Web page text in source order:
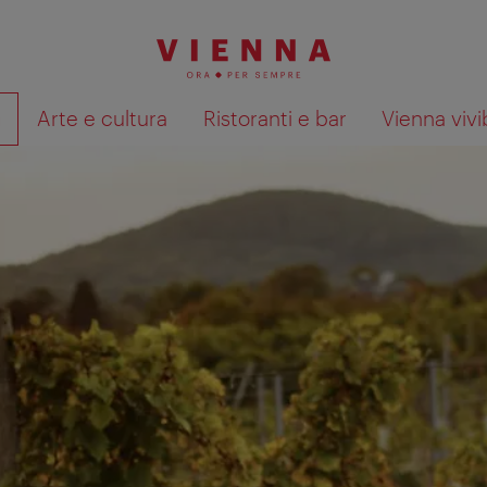
Arte e cultura Ristoranti e bar Vienna